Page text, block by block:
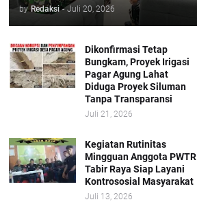
by Redaksi - Juli 20, 2026
Dikonfirmasi Tetap
Bungkam, Proyek Irigasi
Pagar Agung Lahat
Diduga Proyek Siluman
Tanpa Transparansi
Juli 21, 2026
Kegiatan Rutinitas
Mingguan Anggota PWTR
Tabir Raya Siap Layani
Kontrososial Masyarakat
Juli 13, 2026